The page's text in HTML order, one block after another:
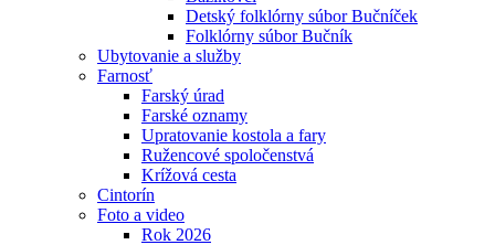
Detský folklórny súbor Bučníček
Folklórny súbor Bučník
Ubytovanie a služby
Farnosť
Farský úrad
Farské oznamy
Upratovanie kostola a fary
Ružencové spoločenstvá
Krížová cesta
Cintorín
Foto a video
Rok 2026